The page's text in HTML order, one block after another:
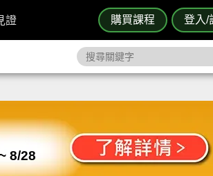
購買課程 登入/
證
8/28